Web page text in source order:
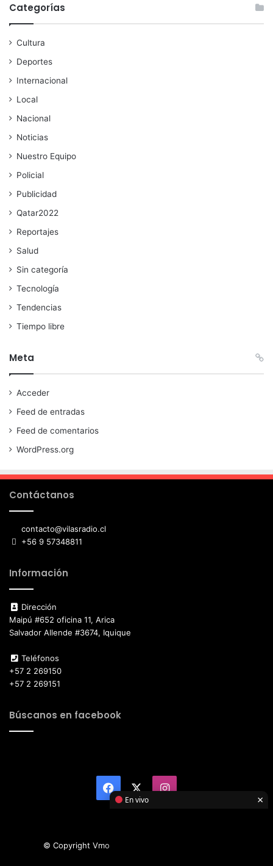
Categorías
Cultura
Deportes
Internacional
Local
Nacional
Noticias
Nuestro Equipo
Policial
Publicidad
Qatar2022
Reportajes
Salud
Sin categoría
Tecnología
Tendencias
Tiempo libre
Meta
Acceder
Feed de entradas
Feed de comentarios
WordPress.org
Contáctanos
contacto@vilasradio.cl
+56 9 57348811
Información
Dirección
Maipú #652 oficina 11, Arica
Salvador Allende #3674, Iquique
Teléfonos
+57 2 269150
+57 2 269151
Búscanos en facebook
Facebook Instagram
© Copyright Vmotor TI 2026, All Rights Reserved
En vivo ×